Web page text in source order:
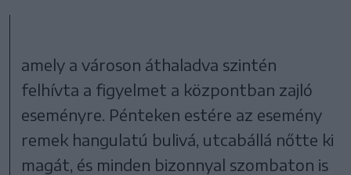
amely a városon áthaladva szintén
felhívta a figyelmet a központban zajló
eseményre. Pénteken estére az esemény
remek hangulatú bulivá, utcabállá nőtte ki
magát, és minden bizonnyal szombaton is